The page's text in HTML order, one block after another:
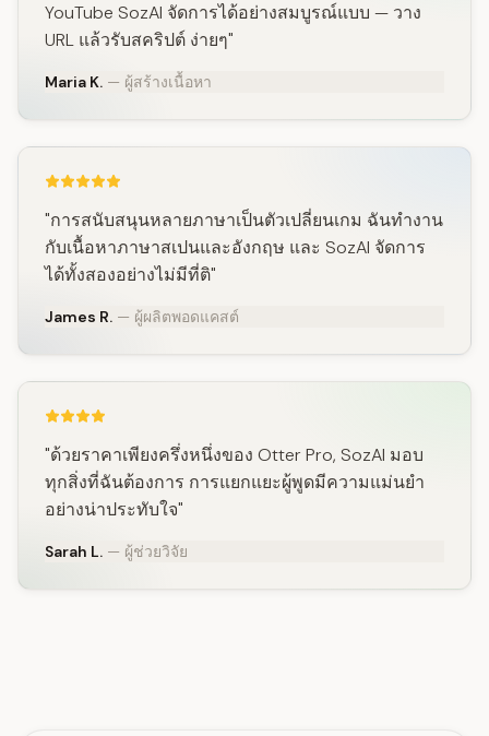
YouTube SozAI จัดการได้อย่างสมบูรณ์แบบ — วาง
URL แล้วรับสคริปต์ ง่ายๆ"
Maria K. — ผู้สร้างเนื้อหา
"การสนับสนุนหลายภาษาเป็นตัวเปลี่ยนเกม ฉันทำงาน
กับเนื้อหาภาษาสเปนและอังกฤษ และ SozAI จัดการ
ได้ทั้งสองอย่างไม่มีที่ติ"
James R. — ผู้ผลิตพอดแคสต์
"ด้วยราคาเพียงครึ่งหนึ่งของ Otter Pro, SozAI มอบ
ทุกสิ่งที่ฉันต้องการ การแยกแยะผู้พูดมีความแม่นยำ
อย่างน่าประทับใจ"
Sarah L. — ผู้ช่วยวิจัย